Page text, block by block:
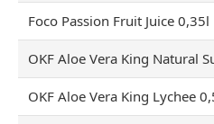
Foco Passion Fruit Juice 0,35l
OKF Aloe Vera King Natural
OKF Aloe Vera King Lychee